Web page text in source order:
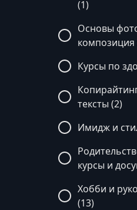
(1)
Основы
композиция
Курсы по
тексты (2)
Имидж и
курсы и
Хобби и
(13)